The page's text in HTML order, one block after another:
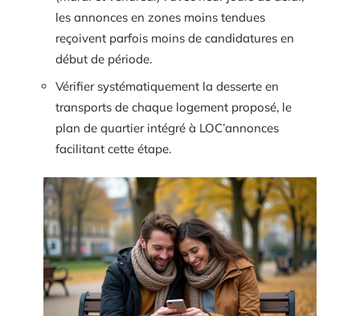
les annonces en zones moins tendues
reçoivent parfois moins de candidatures en
début de période.
Vérifier systématiquement la desserte en
transports de chaque logement proposé, le
plan de quartier intégré à LOC’annonces
facilitant cette étape.